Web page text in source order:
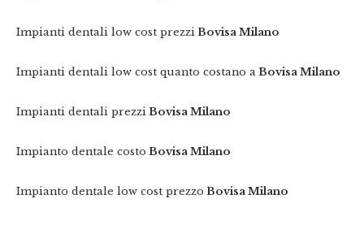
Impianti dentali low cost prezzi Bovisa Milano
Impianti dentali low cost quanto costano a Bovisa Milano
Impianti dentali prezzi Bovisa Milano
Impianto dentale costo Bovisa Milano
Impianto dentale low cost prezzo Bovisa Milano